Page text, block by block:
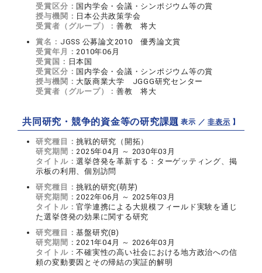
受賞区分： 国内学会・会議・シンポジウム等の賞
授与機関： 日本公共政策学会
受賞者（グループ）：善教 将大
賞名： JGSS 公募論文2010 優秀論文賞
受賞年月：2010年06月
受賞国： 日本国
受賞区分： 国内学会・会議・シンポジウム等の賞
授与機関： 大阪商業大学 JGGG研究センター
受賞者（グループ）：善教 将大
共同研究・競争的資金等の研究課題【 表示 ／非表示 】
研究種目：挑戦的研究（開拓）
研究期間：2025年04月 ～ 2030年03月
タイトル：選挙啓発を革新する：ターゲッティング、掲
示板の利用、個別訪問
研究種目：挑戦的研究(萌芽)
研究期間：2022年06月 ～ 2025年03月
タイトル：官学連携による大規模フィールド実験を通じ
た選挙啓発の効果に関する研究
研究種目：基盤研究(B)
研究期間：2021年04月 ～ 2026年03月
タイトル：不確実性の高い社会における地方政治への信
頼の変動要因とその帰結の実証的解明